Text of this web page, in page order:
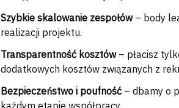
Szybkie skalowanie zespołów– body
realizacji projektu.
Transparentność kosztów– płacisz
dodatkowych kosztów związanych z
Bezpieczeństwo i poufność – dbamy o
każdym etapie współpracy.